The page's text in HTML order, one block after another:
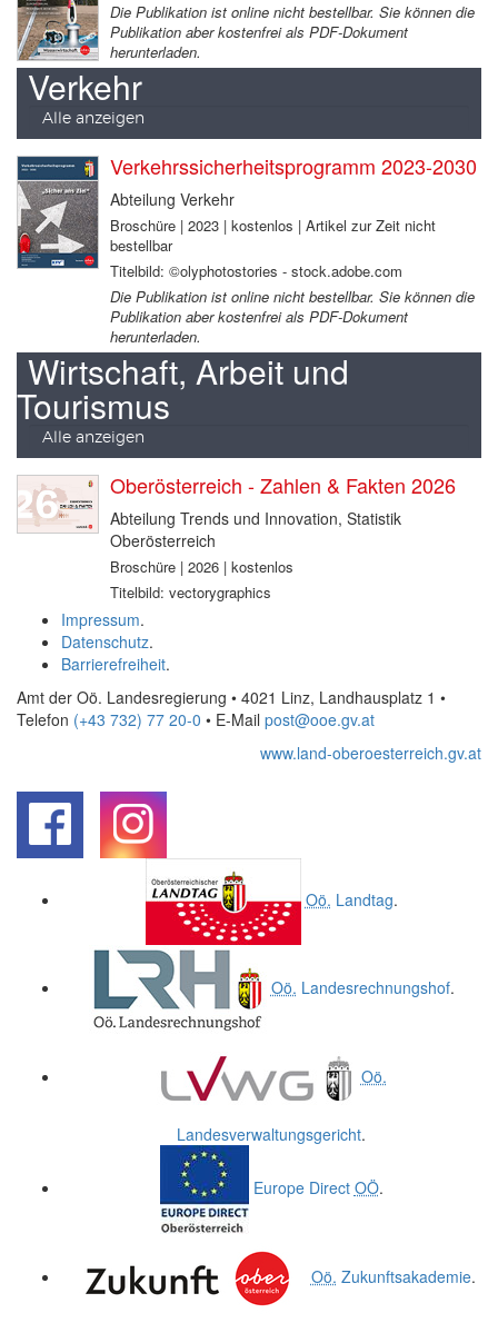
Die Publikation ist online nicht bestellbar. Sie können die
Publikation aber kostenfrei als PDF-Dokument
herunterladen.
Verkehr
Alle anzeigen
Verkehrssicherheitsprogramm 2023-2030
Abteilung Verkehr
Broschüre | 2023 | kostenlos | Artikel zur Zeit nicht
bestellbar
Titelbild: ©olyphotostories - stock.adobe.com
Die Publikation ist online nicht bestellbar. Sie können die
Publikation aber kostenfrei als PDF-Dokument
herunterladen.
Wirtschaft, Arbeit und
Tourismus
Alle anzeigen
Oberösterreich - Zahlen & Fakten 2026
Abteilung Trends und Innovation, Statistik
Oberösterreich
Broschüre | 2026 | kostenlos
Titelbild: vectorygraphics
Impressum.
Datenschutz.
Barrierefreiheit.
Amt der Oö. Landesregierung • 4021 Linz, Landhausplatz 1 •
Telefon (+43 732) 77 20-0 • E-Mail post@ooe.gv.at
www.land-oberoesterreich.gv.at
Oö. Landtag.
Oö. Landesrechnungshof.
Oö.
Landesverwaltungsgericht.
Europe Direct OÖ.
Oö. Zukunftsakademie.